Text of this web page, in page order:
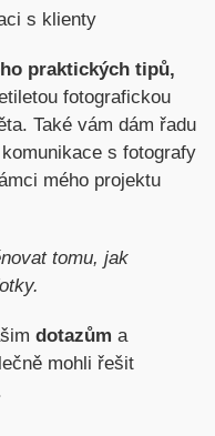
s klienty
praktických tipů,
fotografickou
Také vám dám řadu
s fotografy
mého projektu
tomu, jak
dotazům a
mohli řešit